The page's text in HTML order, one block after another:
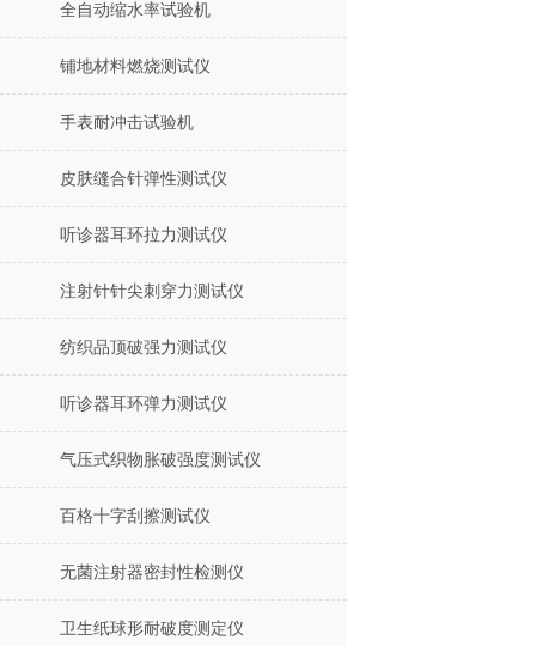
全自动缩水率试验机
铺地材料燃烧测试仪
手表耐冲击试验机
皮肤缝合针弹性测试仪
听诊器耳环拉力测试仪
注射针针尖刺穿力测试仪
纺织品顶破强力测试仪
听诊器耳环弹力测试仪
气压式织物胀破强度测试仪
百格十字刮擦测试仪
无菌注射器密封性检测仪
卫生纸球形耐破度测定仪